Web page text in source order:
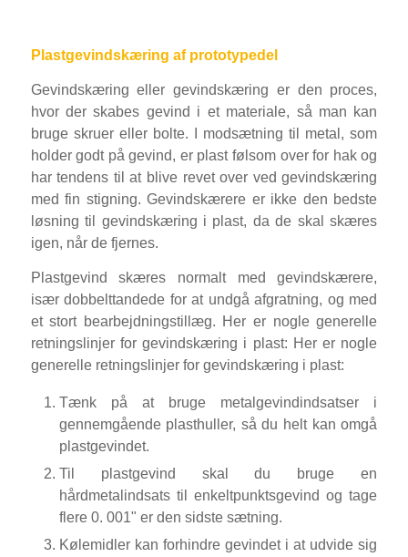
Plastgevindskæring af prototypedel
Gevindskæring eller gevindskæring er den proces,
hvor der skabes gevind i et materiale, så man kan
bruge skruer eller bolte. I modsætning til metal, som
holder godt på gevind, er plast følsom over for hak og
har tendens til at blive revet over ved gevindskæring
med fin stigning. Gevindskærere er ikke den bedste
løsning til gevindskæring i plast, da de skal skæres
igen, når de fjernes.
Plastgevind skæres normalt med gevindskærere,
især dobbelttandede for at undgå afgratning, og med
et stort bearbejdningstillæg. Her er nogle generelle
retningslinjer for gevindskæring i plast: Her er nogle
generelle retningslinjer for gevindskæring i plast:
Tænk på at bruge metalgevindindsatser i
gennemgående plasthuller, så du helt kan omgå
plastgevindet.
Til plastgevind skal du bruge en
hårdmetalindsats til enkeltpunktsgevind og tage
flere 0. 001" er den sidste sætning.
Kølemidler kan forhindre gevindet i at udvide sig